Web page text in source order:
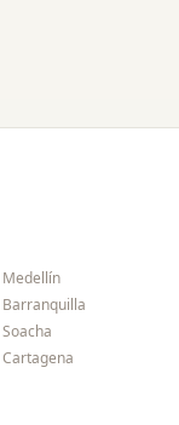
Medellín
Barranquilla
Soacha
Cartagena